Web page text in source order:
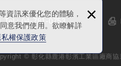
資訊來優化您的體驗，
意我們使用。欲瞭解詳
私權保護政策
×
Tel : 04-781-0753
© 彰化縣鹿港彰濱工業區廠商